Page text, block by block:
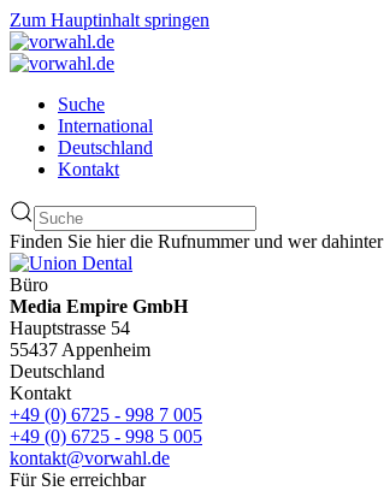
Zum Hauptinhalt springen
Suche
International
Deutschland
Kontakt
Finden Sie hier die Rufnummer und wer
Büro
Media Empire GmbH
Hauptstrasse 54
55437 Appenheim
Deutschland
Kontakt
+49 (0) 6725 - 998 7 005
+49 (0) 6725 - 998 5 005
kontakt@vorwahl.de
Für Sie erreichbar